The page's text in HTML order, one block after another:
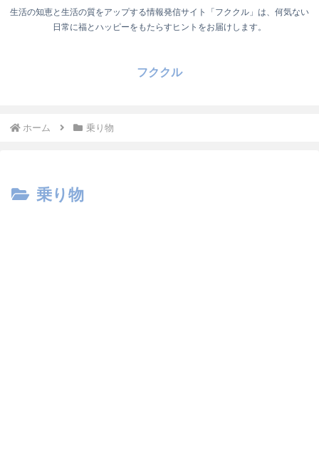
生活の知恵と生活の質をアップする情報発信サイト「フククル」は、何気ない
日常に福とハッピーをもたらすヒントをお届けします。
フククル
ホーム 乗り物
乗り物